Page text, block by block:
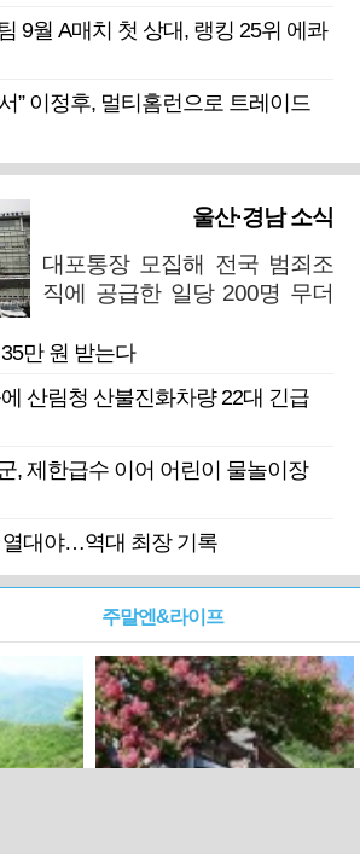
9월 A매치 첫 상대, 랭킹 25위 에콰
” 이정후, 멀티홈런으로 트레이드
울산·경남 소식
대포통장 모집해 전국 범죄조
직에 공급한 일당 200명 무더
만 원 받는다
산림청 산불진화차량 22대 긴급
, 제한급수 이어 어린이 물놀이장
열대야…역대 최장 기록
주말엔&라이프